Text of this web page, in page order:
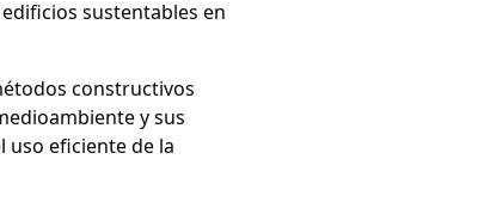
sustentables en
constructivos
y sus
uso eficiente de la